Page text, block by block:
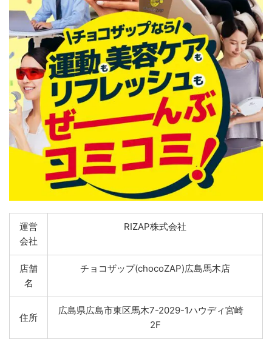
運営
会社
RIZAP株式会社
店舗
名
チョコザップ(chocoZAP)広島馬木店
住所
広島県広島市東区馬木7-2029-1ハウディ宮崎
2F